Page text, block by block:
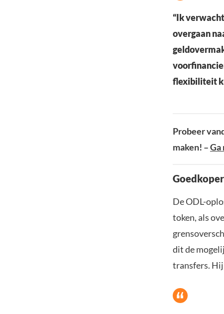
“Ik
overgaan
flexibiliteit
Probeer
maken! –Ga
De ODL-
token, als
dit de
transfers.